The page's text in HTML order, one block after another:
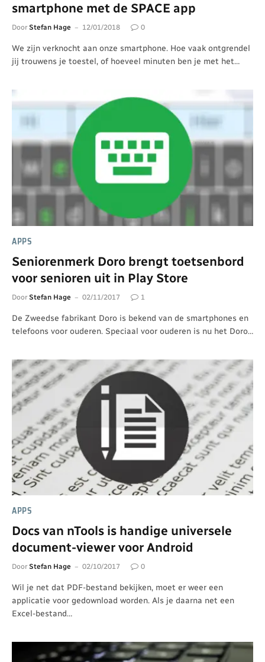
smartphone met de SPACE app
Door Stefan Hage 12/01/2018 0
We zijn verknocht aan onze smartphone. Hoe vaak ontgrendel
jij trouwens je toestel, of hoeveel minuten ben je met het…
APPS
Seniorenmerk Doro brengt toetsenbord
voor senioren uit in Play Store
Door Stefan Hage 02/11/2017 1
De Zweedse fabrikant Doro is bekend van de smartphones en
telefoons voor ouderen. Speciaal voor ouderen is nu het Doro…
APPS
Docs van nTools is handige universele
document-viewer voor Android
Door Stefan Hage 02/10/2017 0
Wil je net dat PDF-bestand bekijken, moet er weer een
applicatie voor gedownload worden. Als je daarna net een
Excel-bestand…